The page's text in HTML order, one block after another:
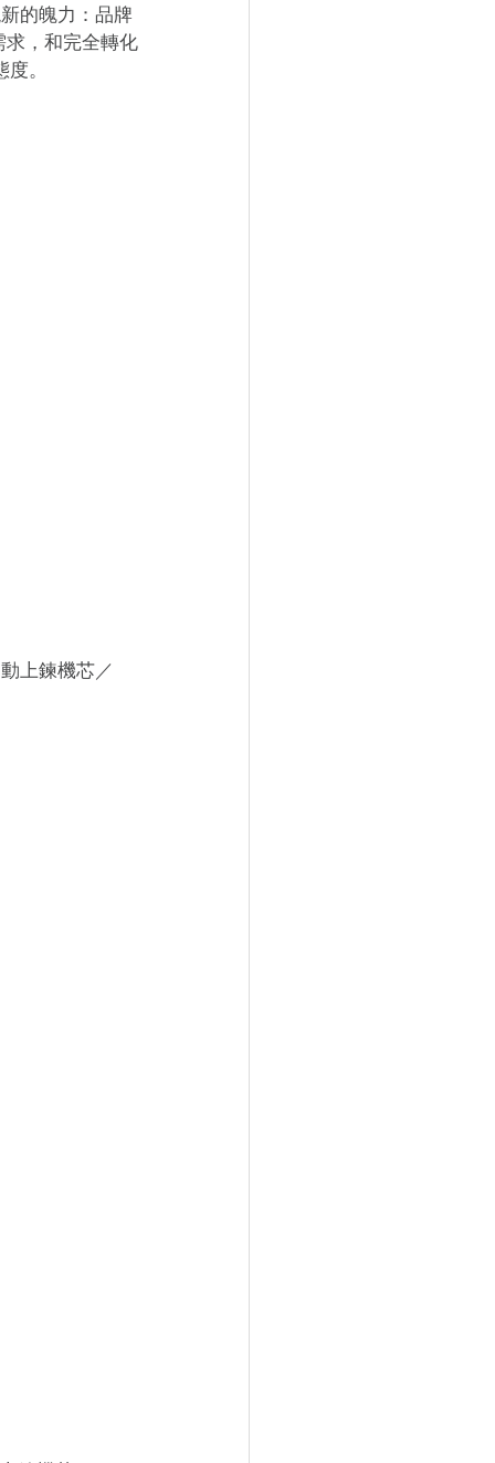
的魄力：品牌
，和完全轉化
。
上鍊機芯／